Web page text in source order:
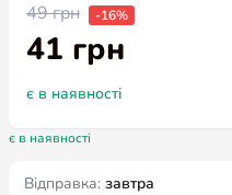
49грн -16%
41 грн
є в наявності
є в наявності
Відправка: завтра